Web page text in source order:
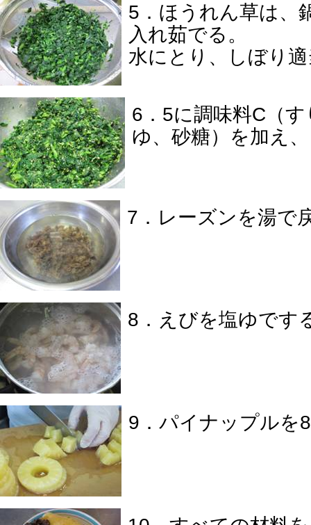
5．ほうれん草は、
入れ茹でる。
水にとり、しぼり
6．5に調味料C（
ゆ、砂糖）を加え
7．レーズンを湯で
8．えびを塩ゆです
9．パイナップルを